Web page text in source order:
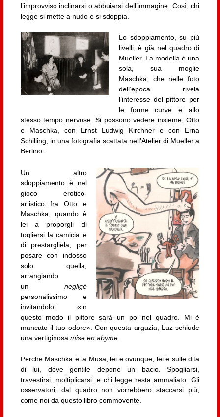
l’improvviso inclinarsi o abbuiarsi dell’immagine. Così, chi
legge si mette a nudo e si sdoppia.
Lo sdoppiamento, su più
livelli, è già nel quadro di
Mueller. La modella è una
sola, sua moglie
Maschka, che nelle foto
dell’epoca rivela
l’interesse del pittore per
le forme curve e allo
stesso tempo nervose. Si possono vedere insieme, Otto
e Maschka, con Ernst Ludwig Kirchner e con Erna
Schilling, in una fotografia scattata nell’Atelier di Mueller a
Berlino.
Un altro
sdoppiamento è nel
gioco erotico-
artistico fra Otto e
Maschka, quando è
lei a proporgli di
togliersi la camicia e
di prestargliela, per
posare con indosso
solo quella,
arrangiando
un negligé
personalissimo e
invitandolo: «In
questo modo il pittore sarà un po’ nel quadro. Mi è
mancato il tuo odore». Con questa arguzia, Luz schiude
una vertiginosa mise en abyme.
Perché Maschka è la Musa, lei è ovunque, lei è sulle dita
di lui, dove gentile depone un bacio. Spogliarsi,
travestirsi, moltiplicarsi: e chi legge resta ammaliato. Gli
osservatori, dal quadro non vorrebbero staccarsi più,
come noi da questo libro commovente.